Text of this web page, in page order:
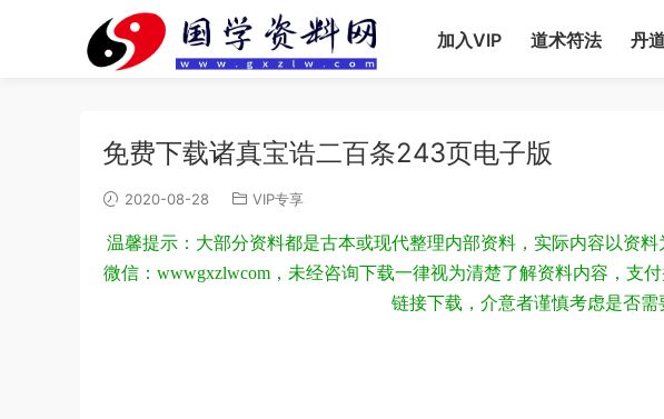
加入VIP 道术符法 丹
免费下载诸真宝诰二百条243页电子版
2020-08-28 VIP专享
温馨提示：大部分资料都是古本或现代整理内部资料，实际内容以资
微信：wwwgxzlwcom，未经咨询下载一律视为清楚了解资料内容，支
链接下载，介意者谨慎考虑是否需